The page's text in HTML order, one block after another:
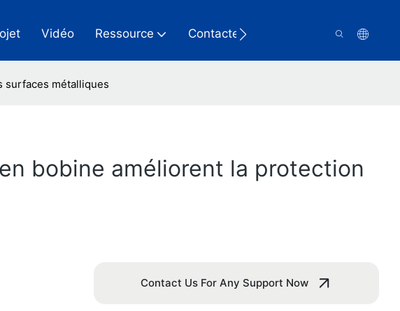
Vidéo Ressource Contactez-Nous
surfaces métalliques
bobine améliorent la protection
Contact Us For Any Support Now